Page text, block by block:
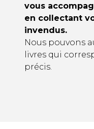
vous
en collectant
invendus.
Nous pouvons
livres qui
précis.